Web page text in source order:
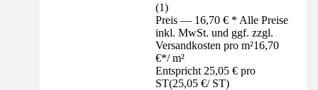
(1)
Preis — 16,70 € * Alle Preise
inkl. MwSt. und ggf. zzgl.
Versandkosten pro m²16,70
€*/ m²
Entspricht 25,05 € pro
ST(25,05 €/ ST)